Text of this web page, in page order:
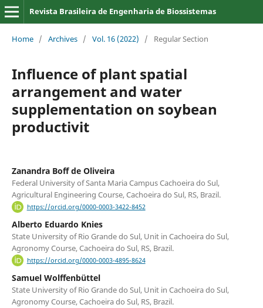
Revista Brasileira de Engenharia de Biossistemas
Home / Archives / Vol. 16 (2022) / Regular Section
Influence of plant spatial
arrangement and water
supplementation on soybean
productivit
Zanandra Boff de Oliveira
Federal University of Santa Maria Campus Cachoeira do Sul,
Agricultural Engineering Course, Cachoeira do Sul, RS, Brazil.
https://orcid.org/0000-0003-3422-8452
Alberto Eduardo Knies
State University of Rio Grande do Sul, Unit in Cachoeira do Sul,
Agronomy Course, Cachoeira do Sul, RS, Brazil.
https://orcid.org/0000-0003-4895-8624
Samuel Wolffenbüttel
State University of Rio Grande do Sul, Unit in Cachoeira do Sul,
Agronomy Course, Cachoeira do Sul, RS, Brazil.